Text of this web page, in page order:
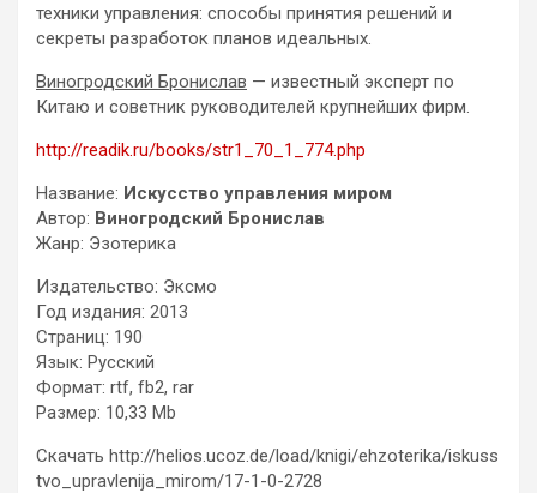
техники управления: способы принятия решений и
секреты разработок планов идеальных.
Виногродский Бронислав — известный эксперт по
Китаю и советник руководителей крупнейших фирм.
http://readik.ru/books/str1_70_1_774.php
Название: Искусство управления миром
Автор: Виногродский Бронислав
Жанр: Эзотерика
Издательство: Эксмо
Год издания: 2013
Страниц: 190
Язык: Русский
Формат: rtf, fb2, rar
Размер: 10,33 Mb
Скачать http://helios.ucoz.de/load/knigi/ehzoterika/iskuss
tvo_upravlenija_mirom/17-1-0-2728